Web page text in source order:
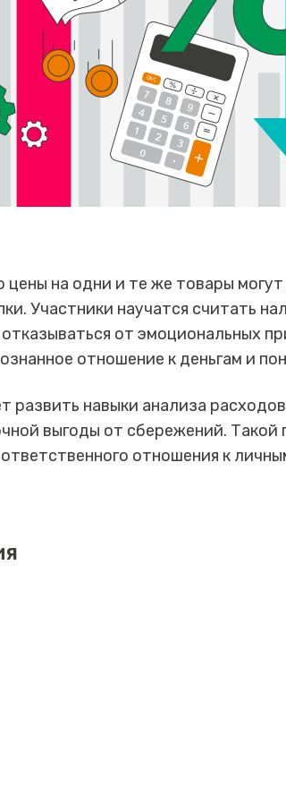
цены на одни и те же товары
Участники научатся считать
от эмоциональных
отношение к деньгам и
развить навыки анализа
выгоды от сбережений. Такой
отношения к